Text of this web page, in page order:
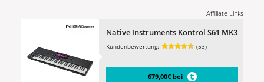
Affiliate Links
Native Instruments Kontrol S61 MK3
Kundenbewertung: (53)
679,00€ bei